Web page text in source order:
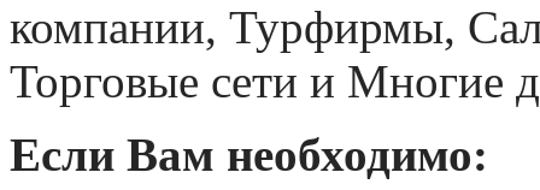
компании, Турфирмы,
Торговые сети и Многие
Если Вам необходимо: